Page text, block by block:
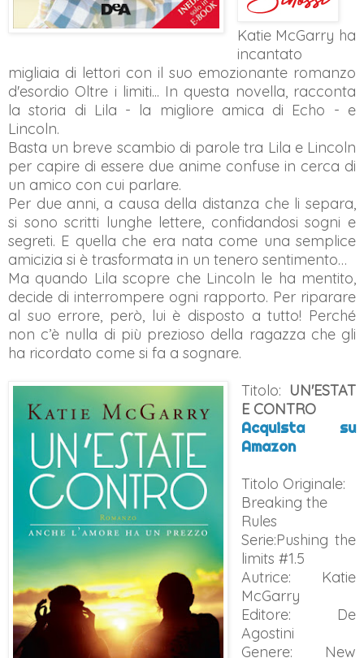
Katie McGarry ha
incantato
migliaia di lettori con il suo emozionante romanzo
d'esordio Oltre i limiti... In questa novella, racconta
la storia di Lila - la migliore amica di Echo - e
Lincoln.
Basta un breve scambio di parole tra Lila e Lincoln
per capire di essere due anime confuse in cerca di
un amico con cui parlare.
Per due anni, a causa della distanza che li separa,
si sono scritti lunghe lettere, confidandosi sogni e
segreti. E quella che era nata come una semplice
amicizia si è trasformata in un tenero sentimento…
Ma quando Lila scopre che Lincoln le ha mentito,
decide di interrompere ogni rapporto. Per riparare
al suo errore, però, lui è disposto a tutto! Perché
non c’è nulla di più prezioso della ragazza che gli
ha ricordato come si fa a sognare.
Titolo: UN'ESTAT
E CONTRO
Acquista su
Amazon
Titolo Originale:
Breaking the
Rules
Serie:Pushing the
limits #1.5
Autrice: Katie
McGarry
Editore: De
Agostini
Genere: New